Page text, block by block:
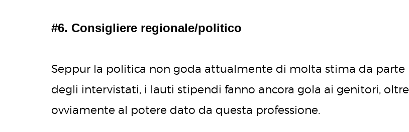
#6. Consigliere regionale/politico
Seppur la politica non goda attualmente di molta stima da parte
degli intervistati, i lauti stipendi fanno ancora gola ai genitori, oltre
ovviamente al potere dato da questa professione.